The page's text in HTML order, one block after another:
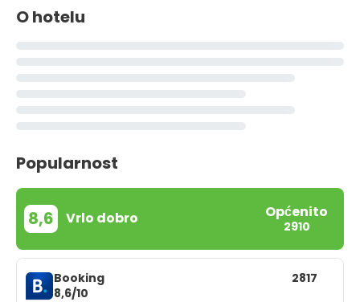
O hotelu
Popularnost
8,6 Vrlo dobro Općenito
2910
Booking
8,6/10
2817